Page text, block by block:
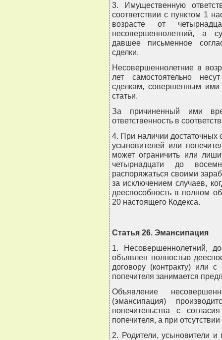
3. Имущественную
соответствии с пунктом 1
возрасте от
несовершеннолетний, а
давшее письменное
сделки.
Несовершеннолетние в
лет самостоятельно
сделкам, совершенным ими
статьи.
За причиненный ими
ответственность в
4. При наличии достаточных
усыновителей или
может ограничить или
четырнадцати до
распоряжаться своими
за исключением случаев,
дееспособность в полном
20 настоящего Кодекса.
Статья 26. Эмансипация
1. Несовершеннолетний,
объявлен полностью
договору (контракту) или
попечителя занимается
Объявление
(эмансипация)
попечительства с
попечителя, а при
2. Родители, усыновители и